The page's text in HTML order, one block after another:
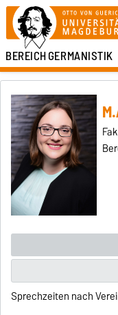
BEREICHGERMANISTIK
Sprechzeiten nach